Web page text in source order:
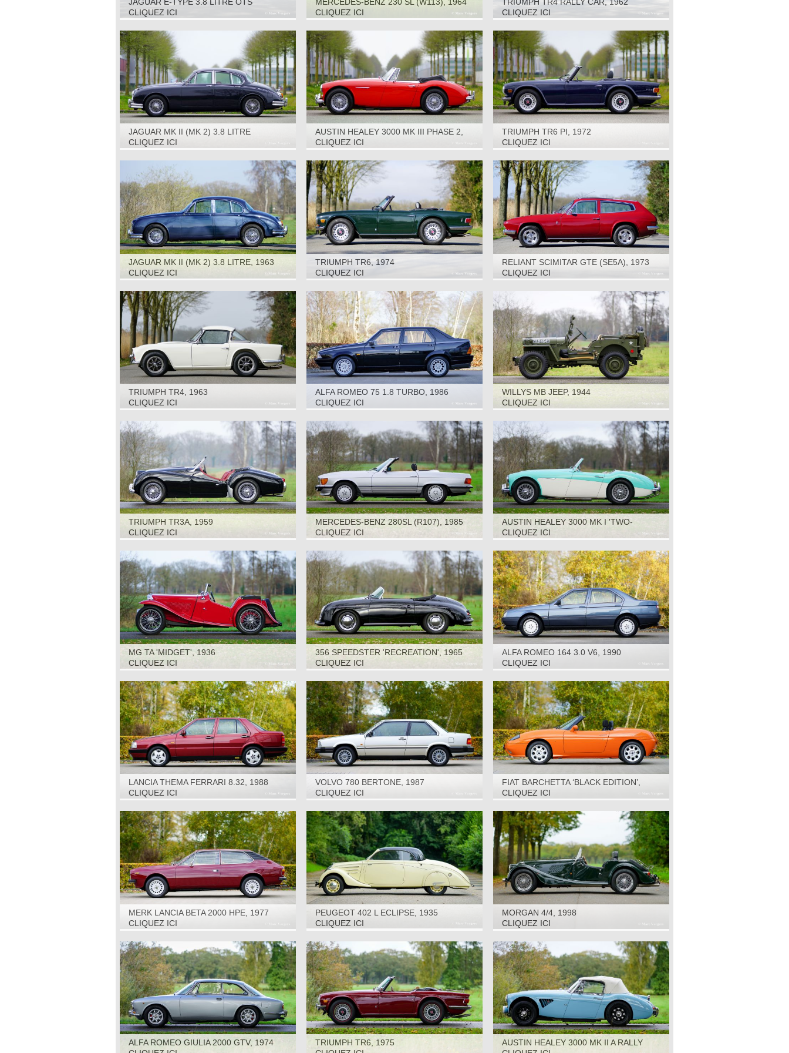
(ROADSTER) S1, 1964
CLIQUEZ ICI
CLIQUEZ ICI
CLIQUEZ ICI
JAGUAR MK II (MK 2) 3.8 LITRE
AUTOMATIC, 1963
CLIQUEZ ICI
AUSTIN HEALEY 3000 MK III PHASE 2,
1968
CLIQUEZ ICI
TRIUMPH TR6 PI, 1972
CLIQUEZ ICI
JAGUAR MK II (MK 2) 3.8 LITRE, 1963
CLIQUEZ ICI
TRIUMPH TR6, 1974
CLIQUEZ ICI
RELIANT SCIMITAR GTE (SE5A), 1973
CLIQUEZ ICI
TRIUMPH TR4, 1963
CLIQUEZ ICI
ALFA ROMEO 75 1.8 TURBO, 1986
CLIQUEZ ICI
WILLYS MB JEEP, 1944
CLIQUEZ ICI
TRIUMPH TR3A, 1959
CLIQUEZ ICI
MERCEDES-BENZ 280SL (R107), 1985
CLIQUEZ ICI
AUSTIN HEALEY 3000 MK I 'TWO-
SEATER', 1960
CLIQUEZ ICI
MG TA 'MIDGET', 1936
CLIQUEZ ICI
356 SPEEDSTER 'RECREATION', 1965
CLIQUEZ ICI
ALFA ROMEO 164 3.0 V6, 1990
CLIQUEZ ICI
LANCIA THEMA FERRARI 8.32, 1988
CLIQUEZ ICI
VOLVO 780 BERTONE, 1987
CLIQUEZ ICI
FIAT BARCHETTA ‘BLACK EDITION’,
2000
CLIQUEZ ICI
MERK LANCIA BETA 2000 HPE, 1977
CLIQUEZ ICI
PEUGEOT 402 L ECLIPSE, 1935
CLIQUEZ ICI
MORGAN 4/4, 1998
CLIQUEZ ICI
ALFA ROMEO GIULIA 2000 GTV, 1974
TRIUMPH TR6, 1975
AUSTIN HEALEY 3000 MK II A RALLY